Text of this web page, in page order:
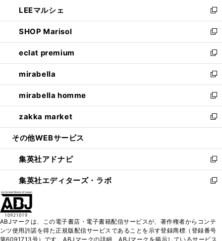
く
で
開
く
ド
ウ
で
開
く
ィ
ン
ド
ウ
で
開
く
い
ウ
ィ
ン
ド
ウ
で
開
く
LEEマルシェ
新
し
い
ウ
ィ
ン
ド
ウ
で
開
く
SHOP Marisol
新
し
い
ウ
ィ
ン
ド
ウ
で
開
eclat premium
新
し
い
ウ
ィ
ン
ド
ウ
開
く
mirabella
新
し
い
ウ
ィ
ン
ウ
で
開
く
mirabella homme
新
し
い
ウ
ン
ド
ウ
で
zakka market
新
し
ウ
ィ
ン
ド
く
その他WEBサービス
集英社アドナビ
新
し
い
ド
ウ
集英社エディターズ・ラボ
新
ィ
ン
ABJマークは、この電子書店・電子書籍配信サービスが、著作権者からコンテ
ンツ使用許諾を得た正規版配信サービスであることを示す登録商標（登録番号
第6091713号）です。ABJマークの詳細、ABJマークを掲示しているサービス